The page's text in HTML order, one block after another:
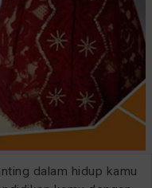
dalam hidup kamu